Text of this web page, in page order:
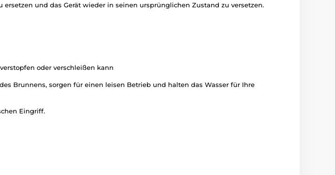
und das Gerät wieder in seinen ursprünglichen Zustand zu versetzen.
oder verschleißen kann
Brunnens, sorgen für einen leisen Betrieb und halten das Wasser für Ihre
Eingriff.